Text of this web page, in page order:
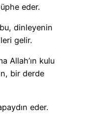
eder.
dinleyenin
gelir.
Allah’ın kulu
bir derde
eder.